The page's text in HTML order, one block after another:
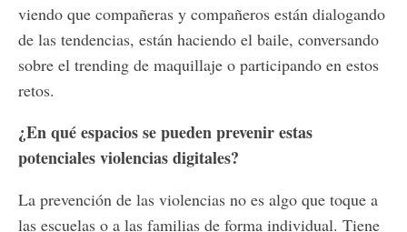
viendo que compañeras y compañeros están dialogando
de las tendencias, están haciendo el baile, conversando
sobre el trending de maquillaje o participando en estos
retos.
¿En qué espacios se pueden prevenir estas
potenciales violencias digitales?
La prevención de las violencias no es algo que toque a
las escuelas o a las familias de forma individual. Tiene